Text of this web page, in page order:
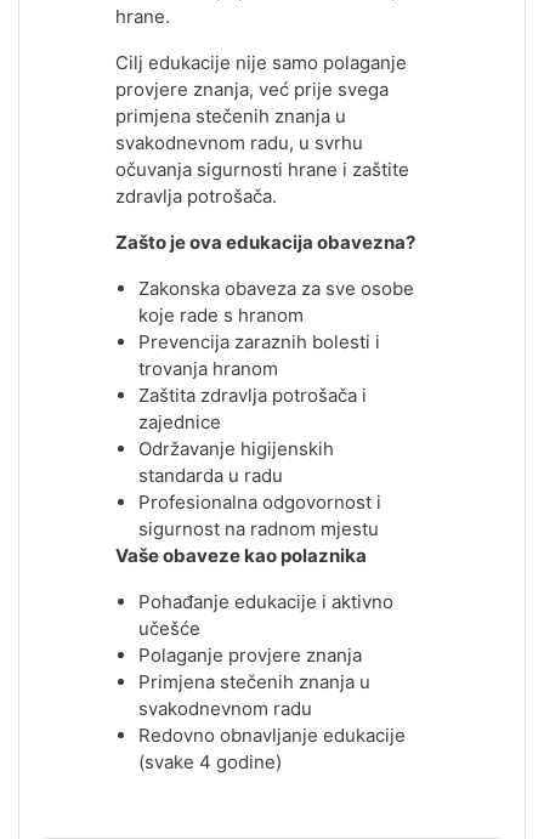
hrane.
Cilj edukacije nije samo polaganje
provjere znanja, već prije svega
primjena stečenih znanja u
svakodnevnom radu, u svrhu
očuvanja sigurnosti hrane i zaštite
zdravlja potrošača.
Zašto je ova edukacija obavezna?
Zakonska obaveza za sve osobe
koje rade s hranom
Prevencija zaraznih bolesti i
trovanja hranom
Zaštita zdravlja potrošača i
zajednice
Održavanje higijenskih
standarda u radu
Profesionalna odgovornost i
sigurnost na radnom mjestu
Vaše obaveze kao polaznika
Pohađanje edukacije i aktivno
učešće
Polaganje provjere znanja
Primjena stečenih znanja u
svakodnevnom radu
Redovno obnavljanje edukacije
(svake 4 godine)